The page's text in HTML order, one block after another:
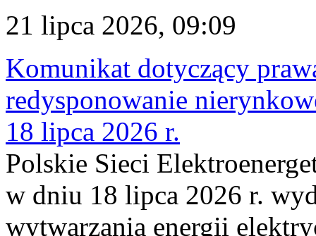
21 lipca 2026, 09:09
Komunikat dotyczący
redysponowanie
18 lipca 2026 r.
Polskie Sieci
w dniu 18 lipca 2026 r.
wytwarzania energii